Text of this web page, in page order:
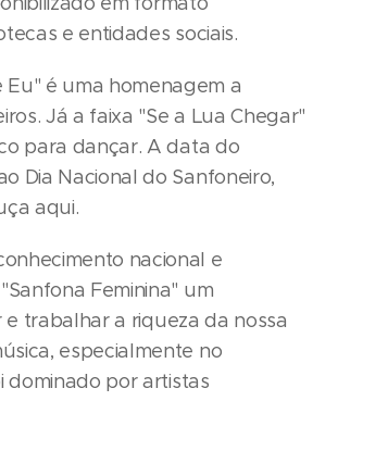
e entidades sociais.
Eu" é uma homenagem a
Já a faixa "Se a Lua Chegar"
para dançar. A data do
Dia Nacional do Sanfoneiro,
aqui.
nacional e
Feminina" um
trabalhar a riqueza da nossa
especialmente no
por artistas